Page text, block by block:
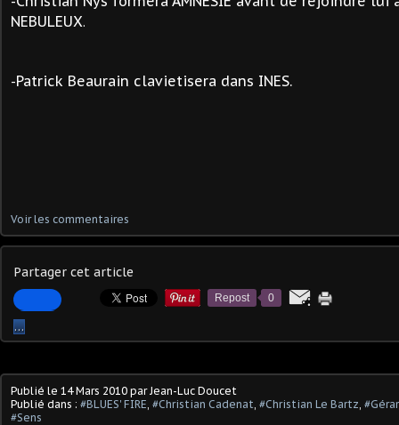
NEBULEUX.
-Patrick Beaurain clavietisera dans INES.
Voir les commentaires
Partager cet article
Repost 0
…
Publié le 14 Mars 2010 par Jean-Luc Doucet
Publié dans : #BLUES' FIRE, #Christian Cadenat, #Christian Le Bartz,
#Sens